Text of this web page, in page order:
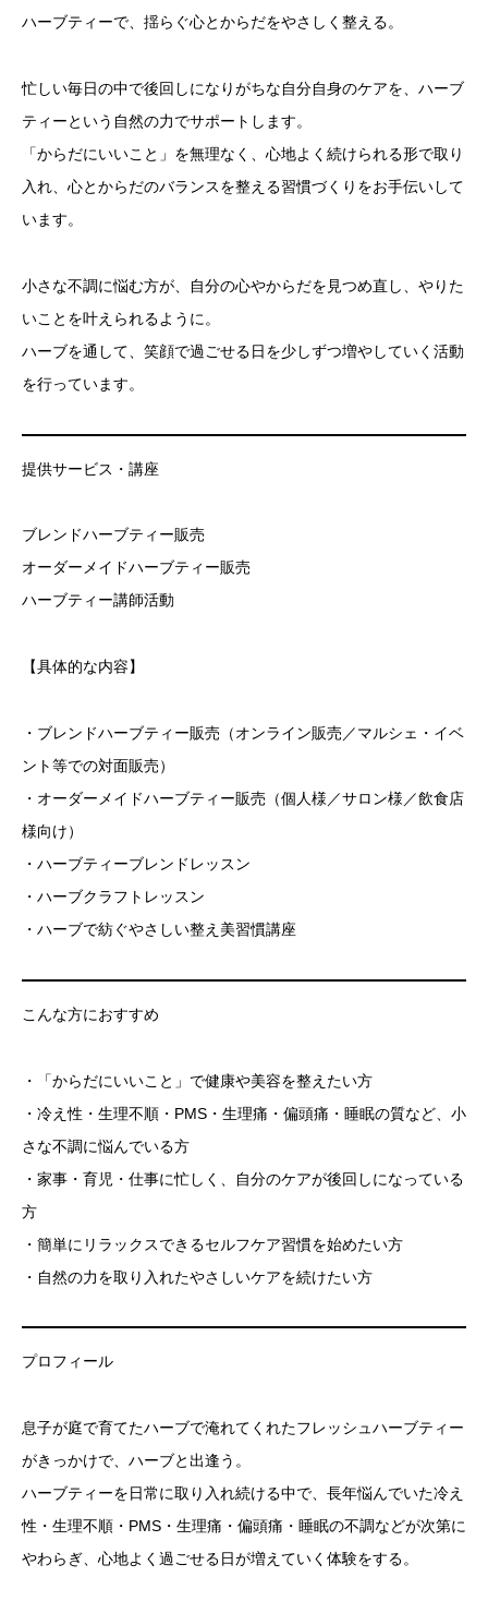
ハーブティーで、揺らぐ心とからだをやさしく整える。
忙しい毎日の中で後回しになりがちな自分自身のケアを、ハーブ
ティーという自然の力でサポートします。
「からだにいいこと」を無理なく、心地よく続けられる形で取り
入れ、心とからだのバランスを整える習慣づくりをお手伝いして
います。
小さな不調に悩む方が、自分の心やからだを見つめ直し、やりた
いことを叶えられるように。
ハーブを通して、笑顔で過ごせる日を少しずつ増やしていく活動
を行っています。
提供サービス・講座
ブレンドハーブティー販売
オーダーメイドハーブティー販売
ハーブティー講師活動
【具体的な内容】
・ブレンドハーブティー販売（オンライン販売／マルシェ・イベ
ント等での対面販売）
・オーダーメイドハーブティー販売（個人様／サロン様／飲食店
様向け）
・ハーブティーブレンドレッスン
・ハーブクラフトレッスン
・ハーブで紡ぐやさしい整え美習慣講座
こんな方におすすめ
・「からだにいいこと」で健康や美容を整えたい方
・冷え性・生理不順・PMS・生理痛・偏頭痛・睡眠の質など、小
さな不調に悩んでいる方
・家事・育児・仕事に忙しく、自分のケアが後回しになっている
方
・簡単にリラックスできるセルフケア習慣を始めたい方
・自然の力を取り入れたやさしいケアを続けたい方
プロフィール
息子が庭で育てたハーブで淹れてくれたフレッシュハーブティー
がきっかけで、ハーブと出逢う。
ハーブティーを日常に取り入れ続ける中で、長年悩んでいた冷え
性・生理不順・PMS・生理痛・偏頭痛・睡眠の不調などが次第に
やわらぎ、心地よく過ごせる日が増えていく体験をする。